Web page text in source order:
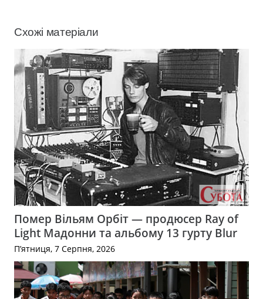
Схожі матеріали
Помер Вільям Орбіт — продюсер Ray of
Light Мадонни та альбому 13 гурту Blur
П’ятниця, 7 Серпня, 2026